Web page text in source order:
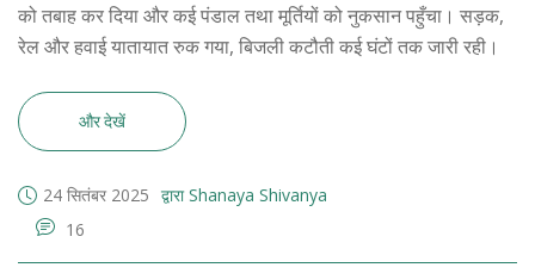
को तबाह कर दिया और कई पंडाल तथा मूर्तियों को नुकसान पहुँचा। सड़क,
रेल और हवाई यातायात रुक गया, बिजली कटौती कई घंटों तक जारी रही।
और देखें
24 सितंबर 2025 द्वारा Shanaya Shivanya
16